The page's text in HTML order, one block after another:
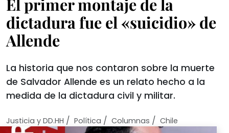
El primer montaje de la
dictadura fue el «suicidio» de
Allende
La historia que nos contaron sobre la muerte
de Salvador Allende es un relato hecho a la
medida de la dictadura civil y militar.
Justicia y DD.HH / Política / Columnas / Chile